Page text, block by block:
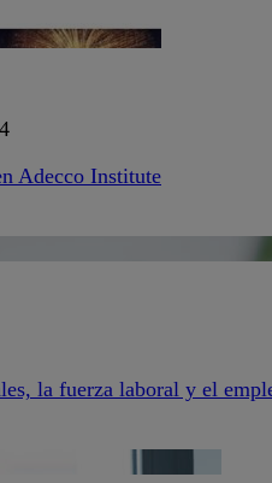
Adecco Institute
la fuerza laboral y el